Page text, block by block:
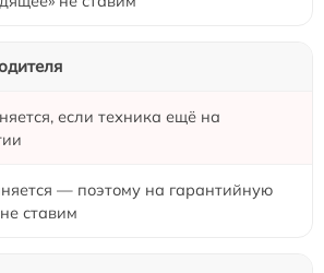
если техника ещё на
— поэтому на гарантийную
ставим